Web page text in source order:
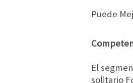
Puede
El
solitario